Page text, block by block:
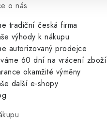
o nás
tradiční česká firma
výhody k nákupu
autorizovaný prodejce
60 dní na vrácení zboží
okamžité výměny
další e-shopy